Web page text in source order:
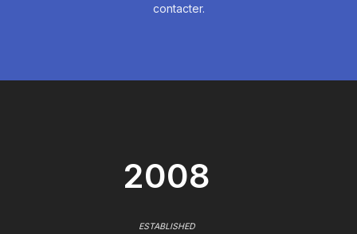
contacter.
2008
ESTABLISHED